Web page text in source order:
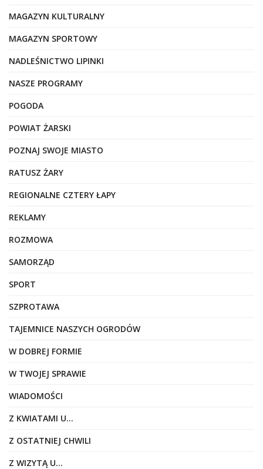
MAGAZYN KULTURALNY
MAGAZYN SPORTOWY
NADLEŚNICTWO LIPINKI
NASZE PROGRAMY
POGODA
POWIAT ŻARSKI
POZNAJ SWOJE MIASTO
RATUSZ ŻARY
REGIONALNE CZTERY ŁAPY
REKLAMY
ROZMOWA
SAMORZĄD
SPORT
SZPROTAWA
TAJEMNICE NASZYCH OGRODÓW
W DOBREJ FORMIE
W TWOJEJ SPRAWIE
WIADOMOŚCI
Z KWIATAMI U…
Z OSTATNIEJ CHWILI
Z WIZYTĄ U…